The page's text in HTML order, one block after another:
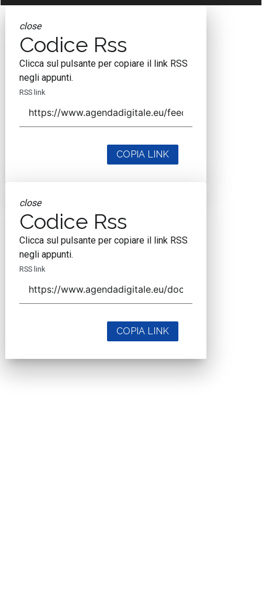
close
Codice Rss
Clicca sul pulsante per copiare il link RSS
negli appunti.
RSS link
COPIA LINK
close
Codice Rss
Clicca sul pulsante per copiare il link RSS
negli appunti.
RSS link
COPIA LINK